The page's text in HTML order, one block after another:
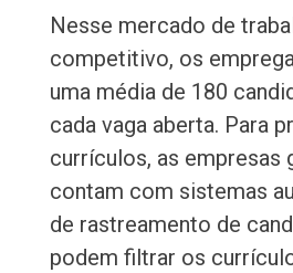
Nesse mercado de
competitivo, os
uma média de 180
cada vaga aberta. Para
currículos, as empresas
contam com sistemas
de rastreamento de
podem filtrar os